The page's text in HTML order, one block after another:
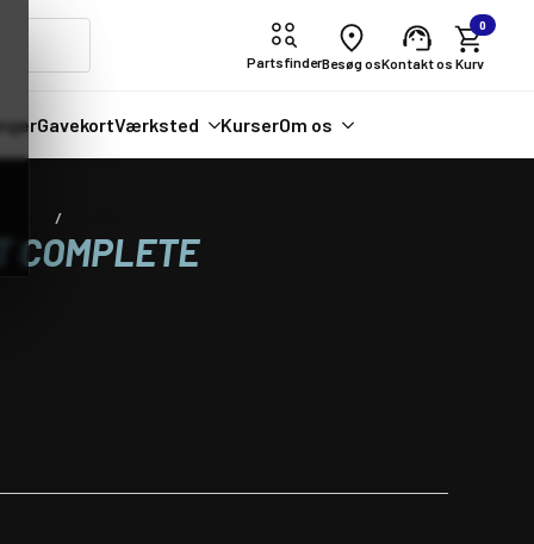
PartsfinderBesøg osKontakt os
0
GavekortVærksted KurserOm os
COMPLETE